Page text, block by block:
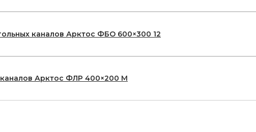
каналов Арктос ФБО 600×300 12
Арктос ФЛР 400×200 М